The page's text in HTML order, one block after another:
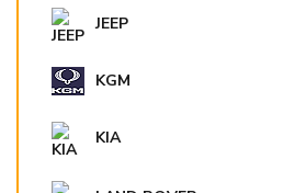
JEEP
KGM
KIA